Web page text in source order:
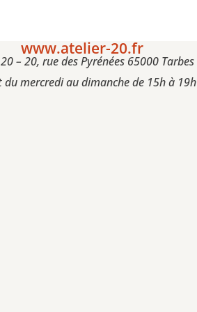
www.atelier-20.fr
– 20, rue des Pyrénées 65000 Tarbes
du mercredi au dimanche de 15h à 19h